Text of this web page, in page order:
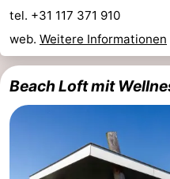
tel. +31 117 371 910
web. Weitere Informationen
Beach Loft mit